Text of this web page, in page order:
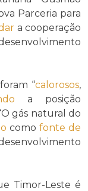
Parceria para
a cooperação
“calorosos,
a posição
gás natural do
como fonte de
Timor-Leste é